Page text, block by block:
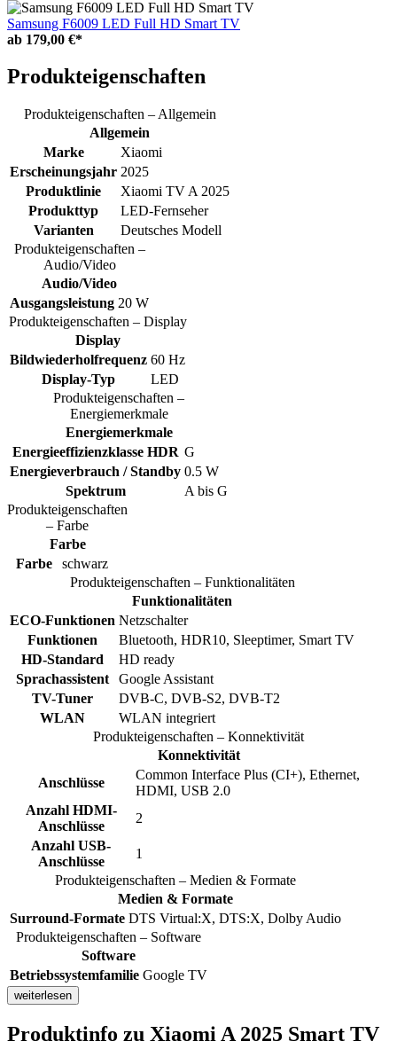
Samsung F6009 LED Full HD Smart TV
ab 179,00 €*
Produkteigenschaften
Produkteigenschaften – Allgemein
Allgemein
Marke
Xiaomi
Erscheinungsjahr 2025
Produktlinie
Xiaomi TV A 2025
Produkttyp
LED-Fernseher
Varianten
Deutsches Modell
Produkteigenschaften –
Audio/Video
Audio/Video
Ausgangsleistung 20 W
Produkteigenschaften – Display
Display
Bildwiederholfrequenz 60 Hz
Display-Typ
LED
Produkteigenschaften –
Energiemerkmale
Energiemerkmale
Energieeffizienzklasse HDR G
Energieverbrauch / Standby 0.5 W
Spektrum
A bis G
Produkteigenschaften
– Farbe
Farbe
Farbe
schwarz
Produkteigenschaften – Funktionalitäten
Funktionalitäten
ECO-Funktionen Netzschalter
Funktionen
Bluetooth, HDR10, Sleeptimer, Smart TV
HD-Standard
HD ready
Sprachassistent
Google Assistant
TV-Tuner
DVB-C, DVB-S2, DVB-T2
WLAN
WLAN integriert
Produkteigenschaften – Konnektivität
Konnektivität
Anschlüsse
Common Interface Plus (CI+), Ethernet,
HDMI, USB 2.0
Anzahl HDMI-
Anschlüsse
2
Anzahl USB-
Anschlüsse
1
Produkteigenschaften – Medien & Formate
Medien & Formate
Surround-Formate DTS Virtual:X, DTS:X, Dolby Audio
Produkteigenschaften – Software
Software
Betriebssystemfamilie Google TV
weiterlesen
Produktinfo zu Xiaomi A 2025 Smart TV